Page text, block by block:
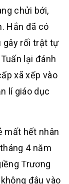
chửi bới,
Hắn đã có
gây rối trật tự
lại đánh
xã xếp vào
lí giáo dục
mất hết nhân
4 năm
Trương
đâu vào